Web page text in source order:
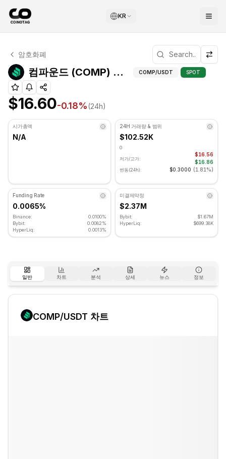
KR
컴파운드 기술적 분석
컴파운드 현재 $16.60에 거래되고 있습니다. RSI 지표는
암호화폐
컴파운드 (COMP) 피보나치 레벨 컴파운드
COMP/USDT SPOT
$16.60-0.18%(24h)
시가총액
N/A
24H 거래량 & 범위
$102.52K
0
저가/고가:
$16.56
$16.86
변동(24h): $0.3000 (1.81%)
Funding Rate
0.0065%
Binance:
0.0100%
Bybit:
0.0082%
HyperLiq:
0.0013%
미결제약정
$2.37M
Bybit:
$1.67M
HyperLiq:
$699.38K
일반 차트 분석 상세 뉴스 정보
COMP/USDT 차트